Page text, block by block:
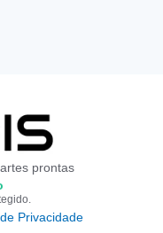
prontas
Privacidade